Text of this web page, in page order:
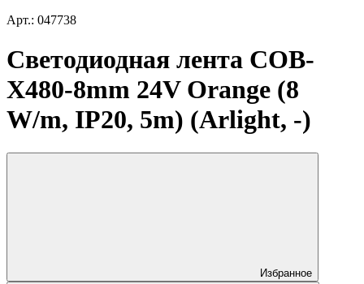
Арт.: 047738
Светодиодная лента COB-
X480-8mm 24V Orange (8
W/m, IP20, 5m) (Arlight, -)
Избранное